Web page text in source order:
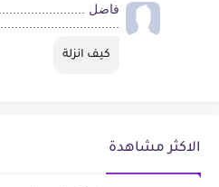
فاضل
كيف انزلة
الاكثر مشاهدة